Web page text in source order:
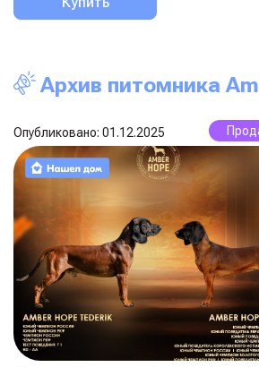
Архив питомника
Опубликовано: 01.12.2025